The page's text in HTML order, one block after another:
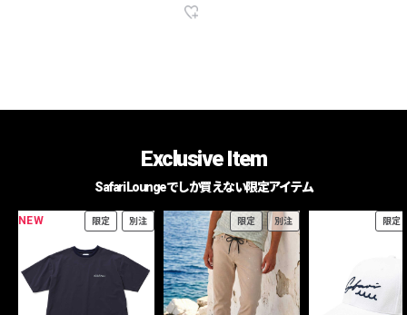
Exclusive Item
Safari Loungeでしか買えない限定アイテム
NEW 限定 別注 限定 別注 限定